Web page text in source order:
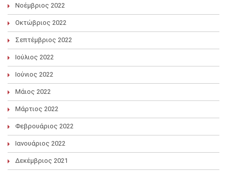
Νοέμβριος 2022
Οκτώβριος 2022
Σεπτέμβριος 2022
Ιούλιος 2022
Ιούνιος 2022
Μάιος 2022
Μάρτιος 2022
Φεβρουάριος 2022
Ιανουάριος 2022
Δεκέμβριος 2021